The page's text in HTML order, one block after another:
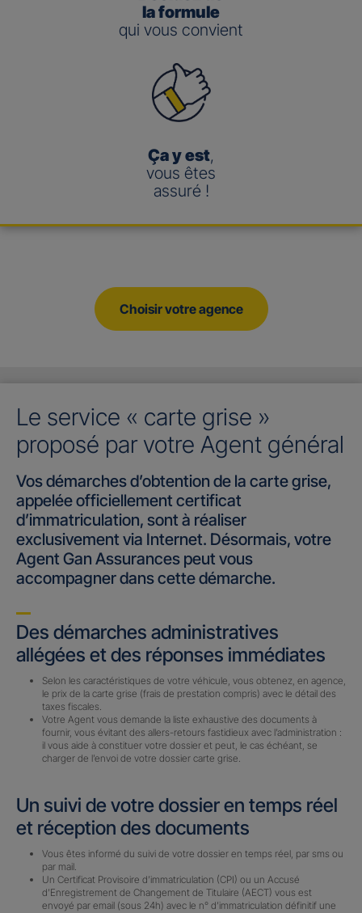
la formule
qui vous convient
Ça y est,
vous êtes
assuré !
Choisir votre agence
Le service « carte grise »
proposé par votre Agent général
Vos démarches d’obtention de la carte grise,
appelée officiellement certificat
d’immatriculation, sont à réaliser
exclusivement via Internet. Désormais, votre
Agent Gan Assurances peut vous
accompagner dans cette démarche.
Des démarches administratives
allégées et des réponses immédiates
Selon les caractéristiques de votre véhicule, vous obtenez, en agence,
le prix de la carte grise (frais de prestation compris) avec le détail des
taxes fiscales.
Votre Agent vous demande la liste exhaustive des documents à
fournir, vous évitant des allers-retours fastidieux avec l’administration :
il vous aide à constituer votre dossier et peut, le cas échéant, se
charger de l’envoi de votre dossier carte grise.
Un suivi de votre dossier en temps réel
et réception des documents
Vous êtes informé du suivi de votre dossier en temps réel, par sms ou
par mail.
Un Certificat Provisoire d’immatriculation (CPI) ou un Accusé
d’Enregistrement de Changement de Titulaire (AECT) vous est
envoyé par email (sous 24h) avec le n° d’immatriculation définitif une